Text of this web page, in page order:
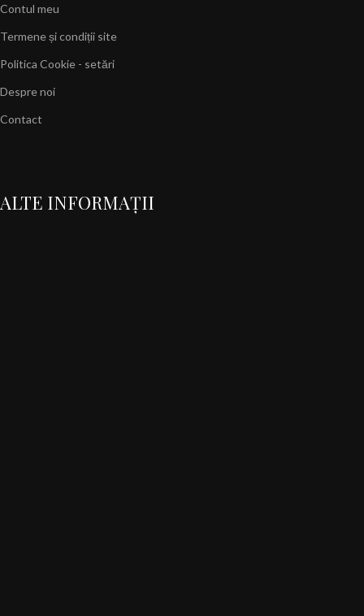
Contul meu
Termene și condiții site
Politica Cookie - setări
Despre noi
Contact
ALTE INFORMAȚII